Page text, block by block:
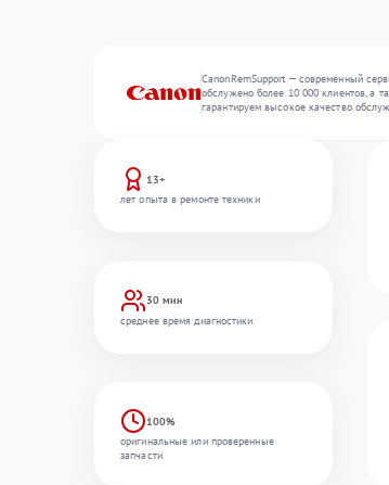
CanonRemSupport — современный
обслужено более 10 000 клиентов, а
гарантируем высокое качество
13+
лет опыта в ремонте техники
30 мин
среднее время диагностики
100%
оригинальные или проверенные
запчасти